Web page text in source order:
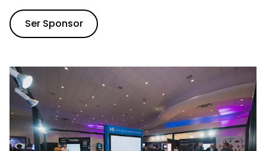
Ser Sponsor